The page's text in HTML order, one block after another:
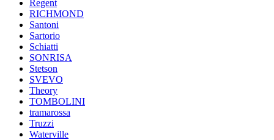
Regent
RICHMOND
Santoni
Sartorio
Schiatti
SONRISA
Stetson
SVEVO
Theory
TOMBOLINI
tramarossa
Truzzi
Waterville